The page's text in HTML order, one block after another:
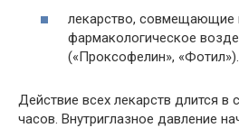
лекарство, совмещающие
фармакологическое
(«Проксофелин», «Фотил»).
Действие всех лекарств длится в
часов. Внутриглазное давление